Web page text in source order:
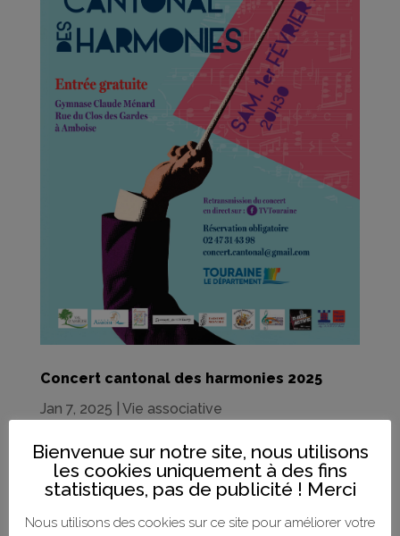
Concert cantonal des harmonies 2025
Jan 7, 2025
Vie associative
Samedi 1er février 20h30 Gymnase Claude
Ménard à Amboise Entrée gratuite Réservation
: 02 47 31 43 98
ou concert.cantonal@gmail.com
Bienvenue sur notre site, nous utilisons
les cookies uniquement à des fins
statistiques, pas de publicité ! Merci
Nous utilisons des cookies sur ce site pour améliorer votre